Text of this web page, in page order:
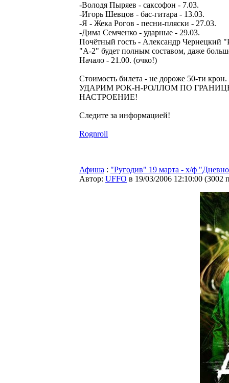
-Володя Пыряев - саксофон - 7.03.
-Игорь Шевцов - бас-гитара - 13.03.
-Я - Жека Рогов - песни-пляски - 27.03.
-Дима Семченко - ударные - 29.03.
Почётный гость - Александр Чернецкий
"А-2" будет полным составом, даже
Начало - 21.00. (очко!)
Стоимость билета - не дороже 50-ти крон.
УДАРИМ РОК-Н-РОЛЛОМ ПО
НАСТРОЕНИЕ!
Следите за информацией!
Rognroll
Афиша : "Ругодив" 19 марта - х/ф
Автор: UFFO в 19/03/2006 12:10:00 (3002